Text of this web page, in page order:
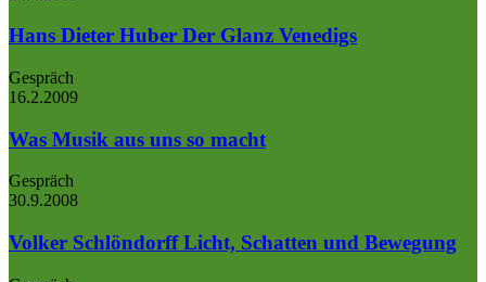
Hans Dieter Huber Der Glanz Venedigs
Gespräch
16.2.2009
Was Musik aus uns so macht
Gespräch
30.9.2008
Volker Schlöndorff Licht, Schatten und Bewegung